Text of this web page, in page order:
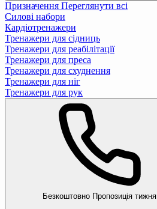
Призначення Переглянути всі
Силові набори
Кардіотренажери
Тренажери для сідниць
Тренажери для реабілітації
Тренажери для преса
Тренажери для схуднення
Тренажери для ніг
Тренажери для рук
Безкоштовно Пропозиція тижня